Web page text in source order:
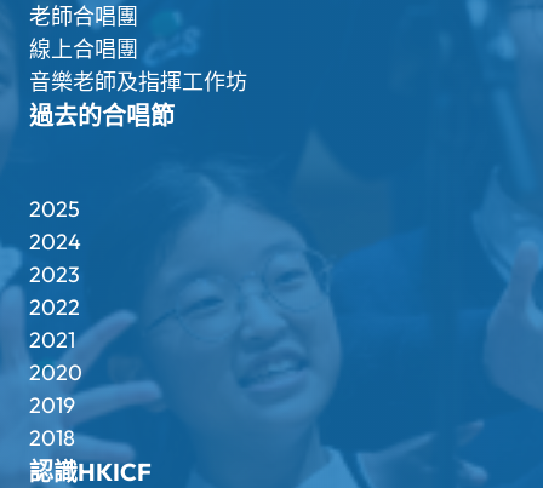
老師合唱團
線上合唱團
音樂老師及指揮工作坊
過去的合唱節
2025
2024
2023
2022
2021
2020
2019
2018
認識HKICF